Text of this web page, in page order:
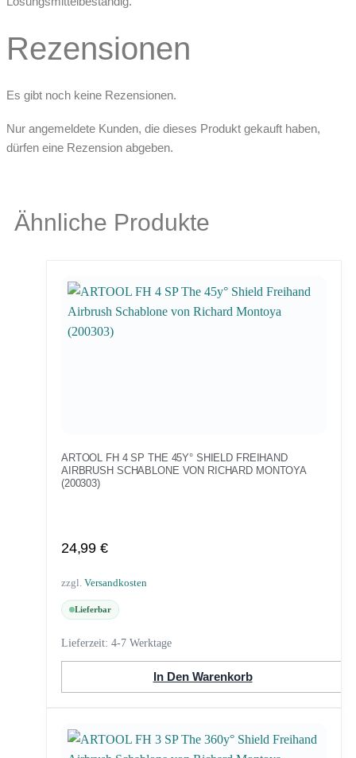
Rezensionen
Es gibt noch keine Rezensionen.
Nur angemeldete Kunden, die dieses Produkt gekauft haben,
dürfen eine Rezension abgeben.
Ähnliche Produkte
ARTOOL FH 4 SP THE 45Y° SHIELD FREIHAND
AIRBRUSH SCHABLONE VON RICHARD MONTOYA
(200303)
24,99 €
zzgl. Versandkosten
Lieferbar
Lieferzeit: 4-7 Werktage
In Den Warenkorb